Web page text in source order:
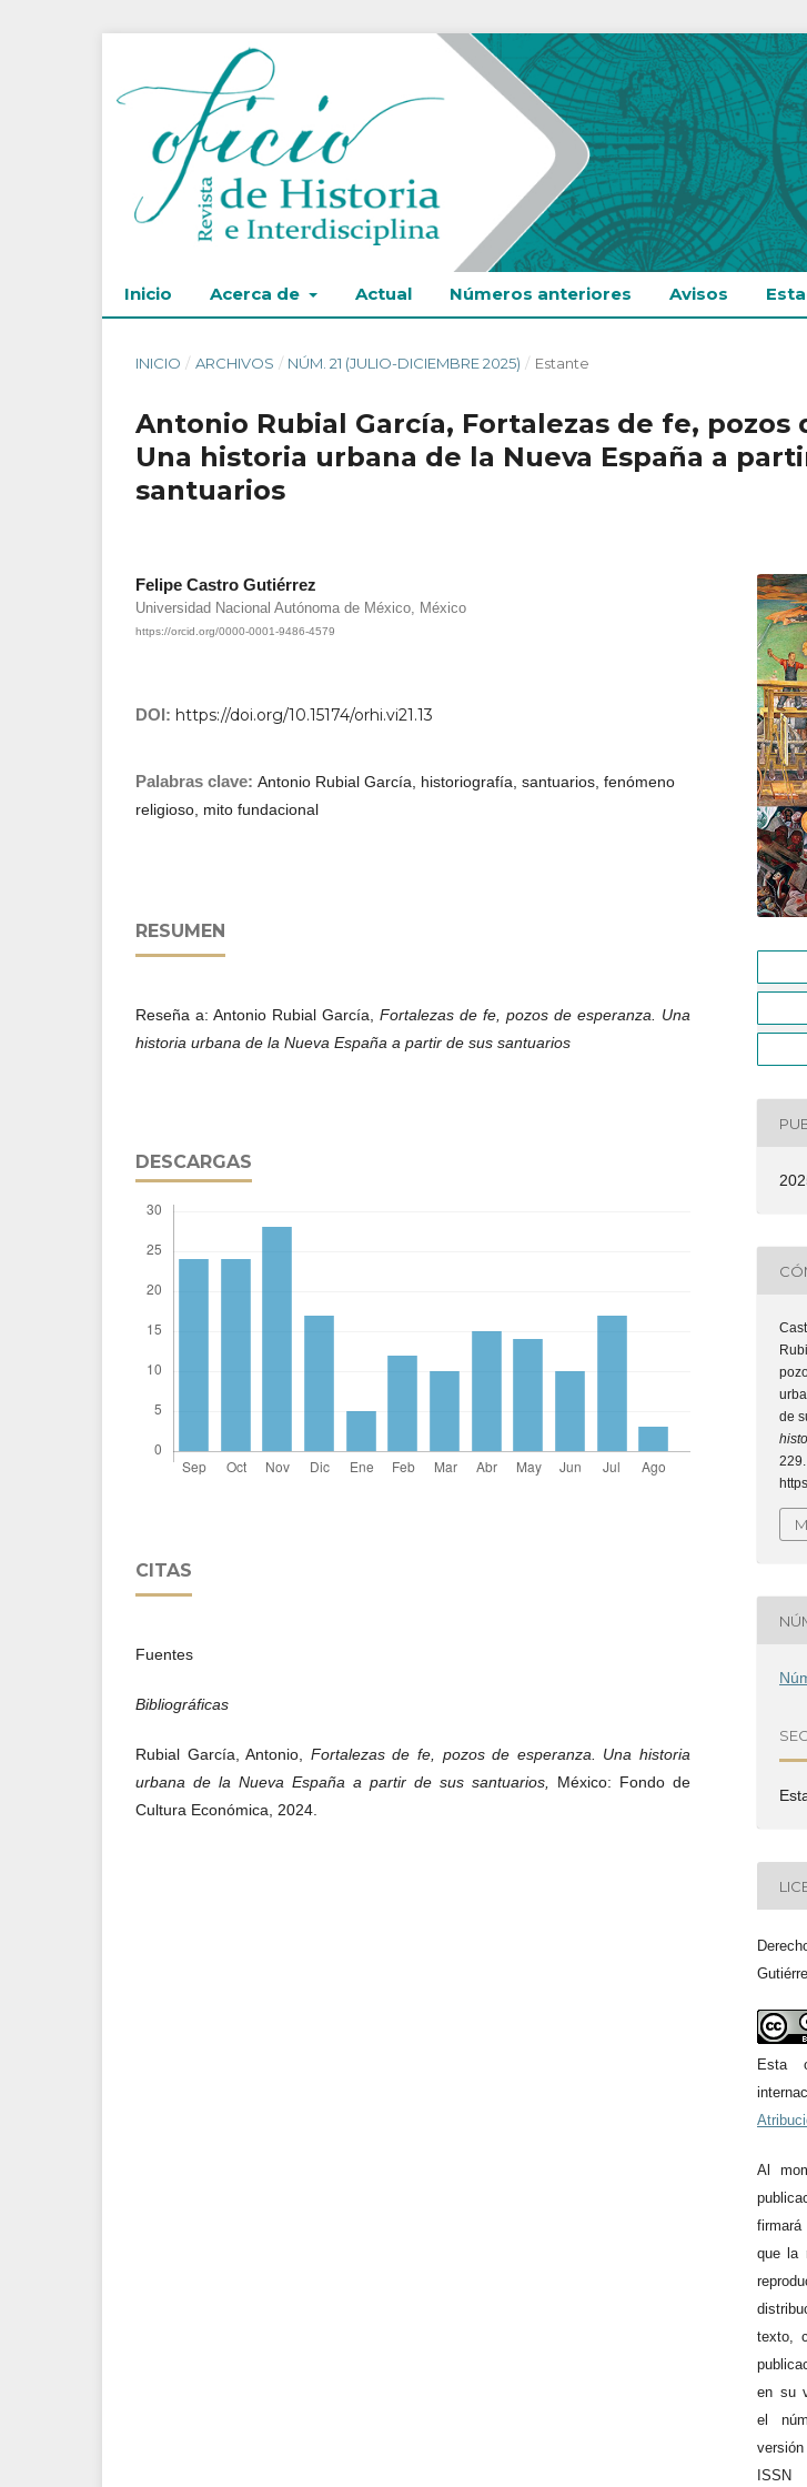
Inicio Acerca de Actual Números anteriores Avisos
INICIO / ARCHIVOS / NÚM. 21 (JULIO-DICIEMBRE 2025) / Estante
Antonio Rubial García, Fortalezas de fe, pozos
Una historia urbana de la Nueva España a
santuarios
Felipe Castro Gutiérrez
Universidad Nacional Autónoma de México, México
https://orcid.org/0000-0001-9486-4579
DOI: https://doi.org/10.15174/orhi.vi21.13
Palabras clave: Antonio Rubial García, historiografía, santuarios, fenómeno
religioso, mito fundacional
RESUMEN
Reseña a: Antonio Rubial García, Fortalezas de fe, pozos de esperanza. Una
historia urbana de la Nueva España a partir de sus santuarios
DESCARGAS
CITAS
Fuentes
Bibliográficas
Rubial García, Antonio, Fortalezas de fe, pozos de esperanza. Una historia
urbana de la Nueva España a partir de sus santuarios, México: Fondo de
Cultura Económica, 2024.
de
229.
Esta
Al
que la
texto,
en su
el